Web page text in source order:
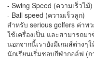
- Swing Speed (ความเร็วไม้)
- Ball speed (ความเร็วลูก)
สำหรับ serious golfers ค่า
ใช้เครื่องเป็น และสามารถม
นอกจากนี้เรายังมีเกมส์ต่างๆ
นักเรียนเริ่มชอบกีฬากอล์ฟ (